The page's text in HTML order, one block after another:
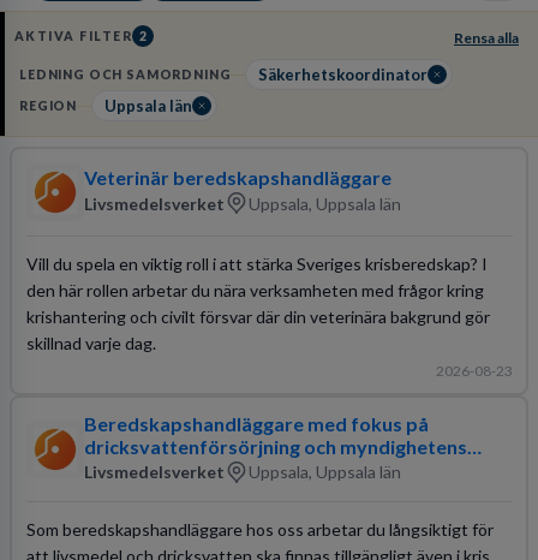
AKTIVA FILTER 2 Rensa alla
LEDNING OCH SAMORDNING Säkerhetskoordinator
REGION Uppsala län
Veterinär beredskapshandläggare
Livsmedelsverket Uppsala, Uppsala län
Vill du spela en viktig roll i att stärka Sveriges krisberedskap? I
den här rollen arbetar du nära verksamheten med frågor kring
krishantering och civilt försvar där din veterinära bakgrund gör
skillnad varje dag.
2026-08-23
Beredskapshandläggare med fokus på
dricksvattenförsörjning och myndighetens
krishantering och planering för civilt försvar
Livsmedelsverket Uppsala, Uppsala län
Som beredskapshandläggare hos oss arbetar du långsiktigt för
att livsmedel och dricksvatten ska finnas tillgängligt även i kris